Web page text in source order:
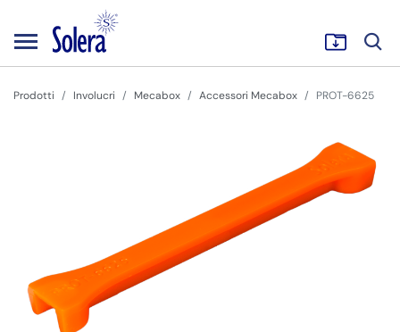
Prodotti Involucri Mecabox Accessori Mecabox PROT-6625